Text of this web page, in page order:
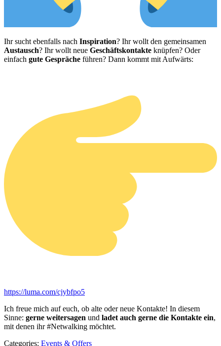
Ihr sucht ebenfalls nach Inspiration? Ihr wollt den gemeinsamen
Austausch? Ihr wollt neue Geschäftskontakte knüpfen? Oder
einfach gute Gespräche führen? Dann kommt mit Aufwärts:
https://luma.com/cjybfpo5
Ich freue mich auf euch, ob alte oder neue Kontakte! In diesem
Sinne: gerne weitersagen und ladet auch gerne die Kontakte ein,
mit denen ihr #Netwalking möchtet.
Categories: Events & Offers